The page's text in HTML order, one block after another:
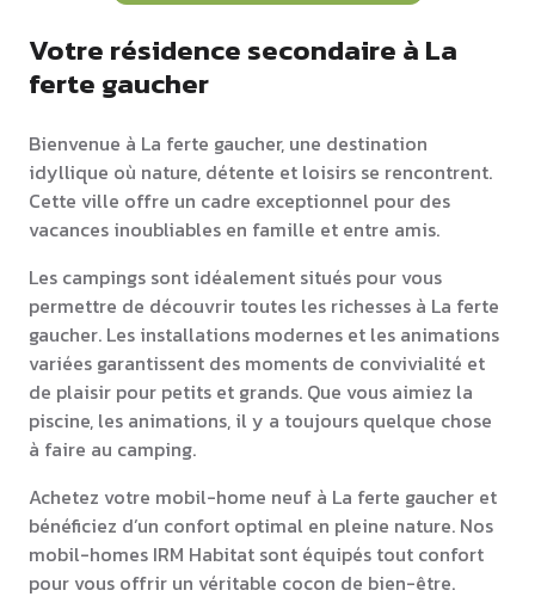
Votre résidence secondaire à La
ferte gaucher
Bienvenue à La ferte gaucher, une destination
idyllique où nature, détente et loisirs se rencontrent.
Cette ville offre un cadre exceptionnel pour des
vacances inoubliables en famille et entre amis.
Les campings sont idéalement situés pour vous
permettre de découvrir toutes les richesses à La ferte
gaucher. Les installations modernes et les animations
variées garantissent des moments de convivialité et
de plaisir pour petits et grands. Que vous aimiez la
piscine, les animations, il y a toujours quelque chose
à faire au camping.
Achetez votre mobil-home neuf à La ferte gaucher et
bénéficiez d’un confort optimal en pleine nature. Nos
mobil-homes IRM Habitat sont équipés tout confort
pour vous offrir un véritable cocon de bien-être.